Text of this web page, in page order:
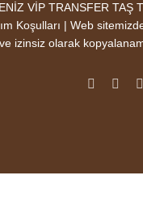
VİP TRANSFER TAŞ
Koşulları | Web
ve izinsiz olarak